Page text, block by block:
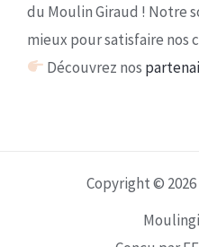
du Moulin Giraud ! Notre
mieux pour satisfaire nos
Découvrez nos
Copyright ©